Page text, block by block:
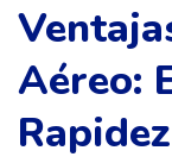
Aéreo:
Rapidez